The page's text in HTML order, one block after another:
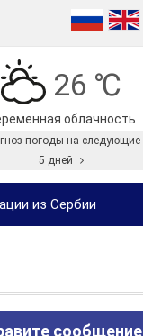
26 ℃
облачность
погоды на следующие
5 дней
из Сербии
сообщение